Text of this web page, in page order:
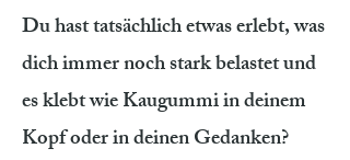
Du hast tatsächlich etwas erlebt, was
dich immer noch stark belastet und
es klebt wie Kaugummi in deinem
Kopf oder in deinen Gedanken?